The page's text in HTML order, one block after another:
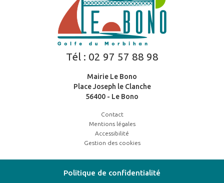
Politique de confidentialité
Tél : 02 97 57 88 98
Mairie Le Bono
Place Joseph le Clanche
56400 - Le Bono
Contact
Mentions légales
Accessibilité
Gestion des cookies